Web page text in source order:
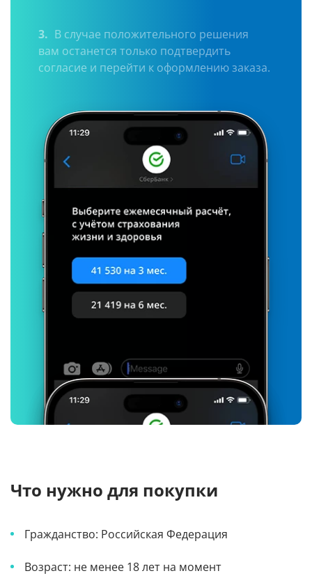
3.
В случае положительного решения
вам останется только подтвердить
согласие и перейти к оформлению заказа.
Что нужно для покупки
Гражданство: Российская Федерация
Возраст: не менее 18 лет на момент